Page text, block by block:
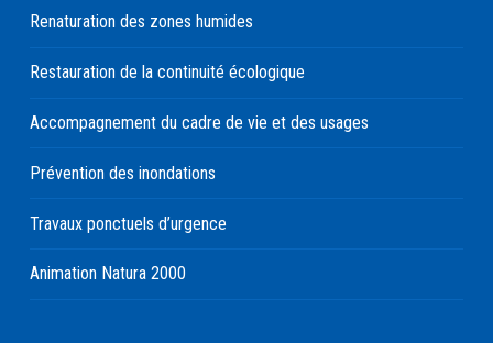
Renaturation des zones humides
Restauration de la continuité écologique
Accompagnement du cadre de vie et des usages
Prévention des inondations
Travaux ponctuels d’urgence
Animation Natura 2000